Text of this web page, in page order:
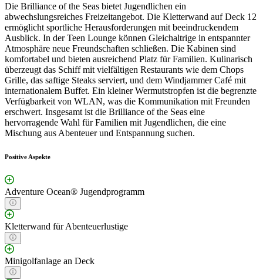
Die Brilliance of the Seas bietet Jugendlichen ein
abwechslungsreiches Freizeitangebot. Die Kletterwand auf Deck 12
ermöglicht sportliche Herausforderungen mit beeindruckendem
Ausblick. In der Teen Lounge können Gleichaltrige in entspannter
Atmosphäre neue Freundschaften schließen. Die Kabinen sind
komfortabel und bieten ausreichend Platz für Familien. Kulinarisch
überzeugt das Schiff mit vielfältigen Restaurants wie dem Chops
Grille, das saftige Steaks serviert, und dem Windjammer Café mit
internationalem Buffet. Ein kleiner Wermutstropfen ist die begrenzte
Verfügbarkeit von WLAN, was die Kommunikation mit Freunden
erschwert. Insgesamt ist die Brilliance of the Seas eine
hervorragende Wahl für Familien mit Jugendlichen, die eine
Mischung aus Abenteuer und Entspannung suchen.
Positive Aspekte
Adventure Ocean® Jugendprogramm
Kletterwand für Abenteuerlustige
Minigolfanlage an Deck